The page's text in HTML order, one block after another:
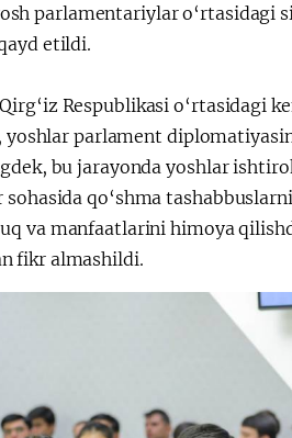
parlamentariylar
etildi.
Respublikasi o‘rtasidagi
parlament
bu jarayonda yoshlar
qo‘shma
va manfaatlarini himoya
fikr almashildi.